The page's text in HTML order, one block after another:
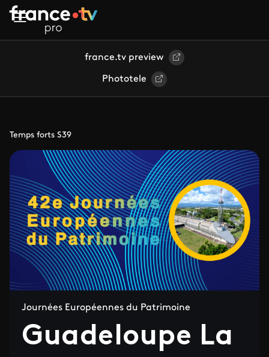
Aller au contenu principal
france.tv preview
Phototele
Temps forts S39
Journées Européennes du Patrimoine
Guadeloupe La